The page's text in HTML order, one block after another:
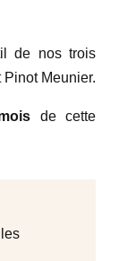
de nos trois
Meunier.
de cette